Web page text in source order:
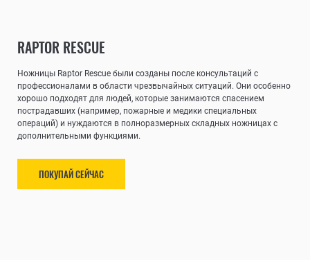
RAPTOR RESCUE
Ножницы Raptor Rescue были созданы после консультаций с
профессионалами в области чрезвычайных ситуаций. Они особенно
хорошо подходят для людей, которые занимаются спасением
пострадавших (например, пожарные и медики специальных
операций) и нуждаются в полноразмерных складных ножницах с
дополнительными функциями.
ПОКУПАЙ СЕЙЧАС